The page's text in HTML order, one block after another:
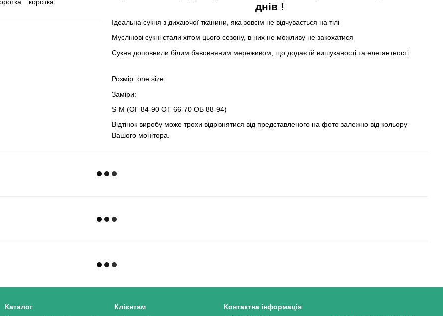
днів !
Ідеальна сукня з дихаючої тканини, яка зовсім не відчувається на тілі
Муслінові сукні стали хітом цього сезону, в них не можливу не закохатися
Сукня доповнили білим бавовняним мереживом, що додає їй вишуканості та елегантності
Розмір: one size
Заміри:
S-M (ОГ 84-90 ОТ 66-70 ОБ 88-94)
Відтінок виробу може трохи відрізнятися від представленого на фото залежно від кольору
Вашого монітора.
Каталог Клієнтам Контактна інформація